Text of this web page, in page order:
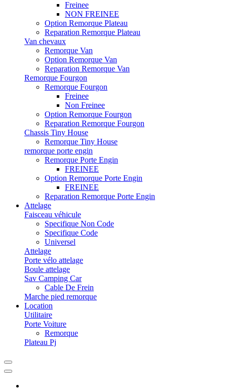
Freinee
NON FREINEE
Option Remorque Plateau
Reparation Remorque Plateau
Van chevaux
Remorque Van
Option Remorque Van
Reparation Remorque Van
Remorque Fourgon
Remorque Fourgon
Freinee
Non Freinee
Option Remorque Fourgon
Reparation Remorque Fourgon
Chassis Tiny House
Remorque Tiny House
remorque porte engin
Remorque Porte Engin
FREINEE
Option Remorque Porte Engin
FREINEE
Reparation Remorque Porte Engin
Attelage
Faisceau véhicule
Specifique Non Code
Specifique Code
Universel
Attelage
Porte vélo attelage
Boule attelage
Sav Camping Car
Cable De Frein
Marche pied remorque
Location
Utilitaire
Porte Voiture
Remorque
Plateau Pj